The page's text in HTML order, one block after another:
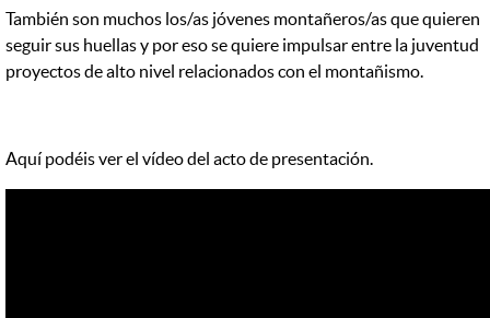
También son muchos los/as jóvenes montañeros/as que quieren
seguir sus huellas y por eso se quiere impulsar entre la juventud
proyectos de alto nivel relacionados con el montañismo.
Aquí podéis ver el vídeo del acto de presentación.